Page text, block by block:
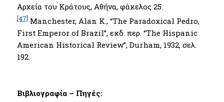
Αρχεία του Κράτους, Αθήνα, φάκελος 25.
[47] Manchester, Alan K., “The Paradoxical Pedro,
First Emperor of Brazil’’, εκδ. περ. “The Hispanic
American Historical Review’’, Durham, 1932, σελ.
192.
Βιβλιογραφία – Πηγές: